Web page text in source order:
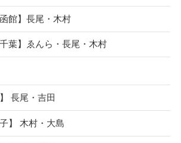
館】長尾・木村
葉】ゑんら・長尾・木村
長尾・吉田
】 木村・大島